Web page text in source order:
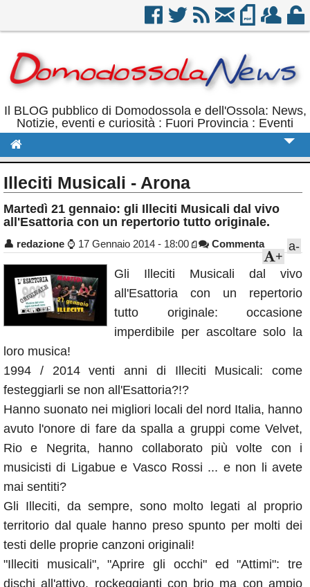
Il BLOG pubblico di Domodossola e dell'Ossola: News,
Notizie, eventi e curiosità : Fuori Provincia : Eventi
Politica
Sport
Eventi
Rubriche
Calendario
Annunci
Illeciti Musicali - Arona
Martedì 21 gennaio: gli Illeciti Musicali dal vivo
all'Esattoria con un repertorio tutto originale.
👤 redazione ⌚ 17 Gennaio 2014 - 18:00 Commenta a-
+
Gli Illeciti Musicali dal vivo
all'Esattoria con un repertorio
tutto originale: occasione
imperdibile per ascoltare solo la
loro musica!
1994 / 2014 venti anni di Illeciti Musicali: come
festeggiarli se non all'Esattoria?!?
Hanno suonato nei migliori locali del nord Italia, hanno
avuto l'onore di fare da spalla a gruppi come Velvet,
Rio e Negrita, hanno collaborato più volte con i
musicisti di Ligabue e Vasco Rossi ... e non li avete
mai sentiti?
Gli Illeciti, da sempre, sono molto legati al proprio
territorio dal quale hanno preso spunto per molti dei
testi delle proprie canzoni originali!
"Illeciti musicali", "Aprire gli occhi" ed "Attimi": tre
dischi all'attivo, rockeggianti con brio ma con ampio